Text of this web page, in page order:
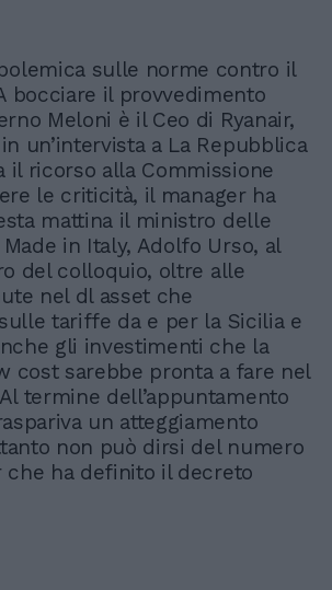
sulle norme contro il
bocciare il provvedimento
Meloni è il Ceo di Ryanair,
un’intervista a La Repubblica
il ricorso alla Commissione
le criticità, il manager ha
mattina il ministro delle
in Italy, Adolfo Urso, al
del colloquio, oltre alle
nel dl asset che
tariffe da e per la Sicilia e
gli investimenti che la
cost sarebbe pronta a fare nel
termine dell’appuntamento
un atteggiamento
non può dirsi del numero
che ha definito il decreto